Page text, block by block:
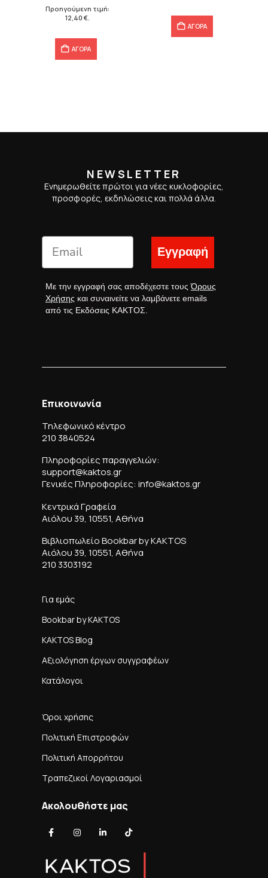
12,40 €.
Προηγούμενη τιμή:
12,40 €
ΑΓΟΡΑ
ΑΓΟΡΑ
NEWSLETTER
Ενημερωθείτε πρώτοι για νέες κυκλοφορίες,
προσφορές, εκδηλώσεις και πολλά άλλα.
Εγγραφή
Με την εγγραφή σας αποδέχεστε τουςΌρους
Χρήσης και συναινείτε να λαμβάνετε emails
από τις Εκδόσεις ΚΑΚΤΟΣ.
Επικοινωνία
Τηλεφωνικό κέντρο
210 3840524
Πληροφορίες παραγγελιών:
support@kaktos.gr
Γενικές Πληροφορίες: info@kaktos.gr
Κεντρικά Γραφεία
Αιόλου 39, 10551, Αθήνα
Βιβλιοπωλείο Bookbar by KAKTOS
Αιόλου 39, 10551, Αθήνα
210 3303192
Για εμάς
Bookbar by KAKTOS
KAKTOS Blog
Αξιολόγηση έργων συγγραφέων
Κατάλογοι
Όροι χρήσης
Πολιτική Επιστροφών
Πολιτική Απορρήτου
Τραπεζικοί Λογαριασμοί
Ακολουθήστε μας